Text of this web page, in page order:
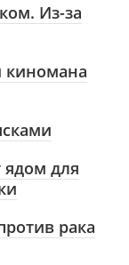
Из-за
киномана
для
рака